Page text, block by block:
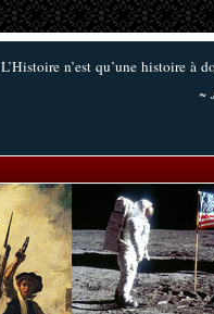
L’Histoire n’est qu’une histoire à
~